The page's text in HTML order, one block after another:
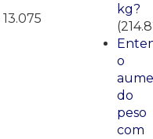
13.075
kg?
o
do
peso
com